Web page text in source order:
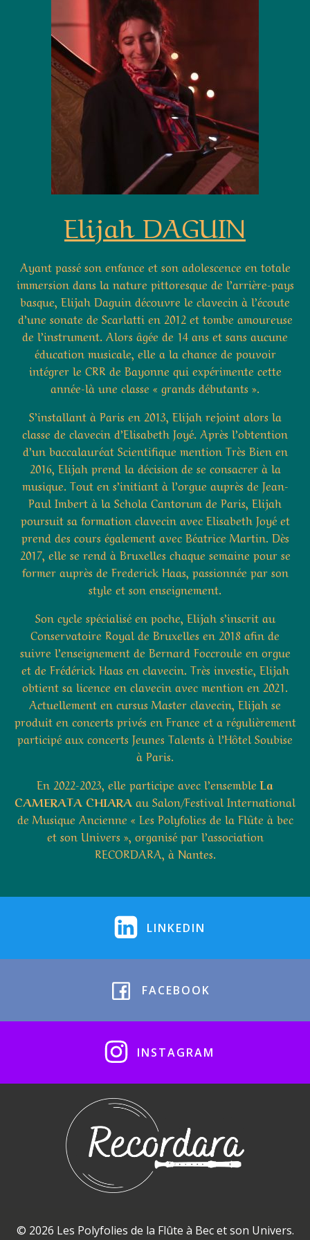
Elijah DAGUIN
Ayant passé son enfance et son adolescence en totale
immersion dans la nature pittoresque de l’arrière-pays
basque, Elijah Daguin découvre le clavecin à l’écoute
d’une sonate de Scarlatti en 2012 et tombe amoureuse
de l’instrument. Alors âgée de 14 ans et sans aucune
éducation musicale, elle a la chance de pouvoir
intégrer le CRR de Bayonne qui expérimente cette
année-là une classe « grands débutants ».
S’installant à Paris en 2013, Elijah rejoint alors la
classe de clavecin d’Elisabeth Joyé. Après l’obtention
d’un baccalauréat Scientifique mention Très Bien en
2016, Elijah prend la décision de se consacrer à la
musique. Tout en s’initiant à l’orgue auprès de Jean-
Paul Imbert à la Schola Cantorum de Paris, Elijah
poursuit sa formation clavecin avec Elisabeth Joyé et
prend des cours également avec Béatrice Martin. Dès
2017, elle se rend à Bruxelles chaque semaine pour se
former auprès de Frederick Haas, passionnée par son
style et son enseignement.
Son cycle spécialisé en poche, Elijah s’inscrit au
Conservatoire Royal de Bruxelles en 2018 afin de
suivre l’enseignement de Bernard Foccroule en orgue
et de Frédérick Haas en clavecin. Très investie, Elijah
obtient sa licence en clavecin avec mention en 2021.
Actuellement en cursus Master clavecin, Elijah se
produit en concerts privés en France et a régulièrement
participé aux concerts Jeunes Talents à l’Hôtel Soubise
à Paris.
En 2022-2023, elle participe avec l’ensemble La
CAMERATA CHIARA au Salon/Festival International
de Musique Ancienne « Les Polyfolies de la Flûte à bec
et son Univers », organisé par l’association
RECORDARA, à Nantes.
LINKEDIN
FACEBOOK
INSTAGRAM
© 2026 Les Polyfolies de la Flûte à Bec et son Univers.